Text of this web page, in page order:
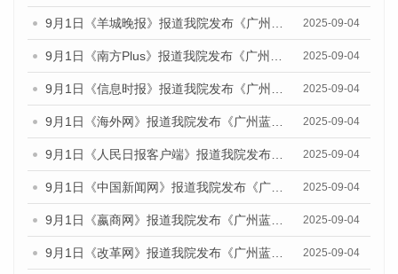
2025-09-04
2025-09-04
2025-09-04
2025-09-04
2025-09-04
2025-09-04
2025-09-04
2025-09-04